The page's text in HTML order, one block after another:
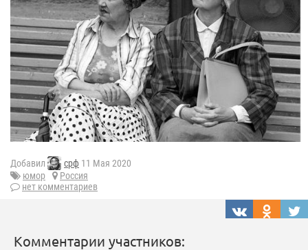
Добавил срф 11 Мая 2020
юмор
Россия
нет комментариев
Комментарии участников: